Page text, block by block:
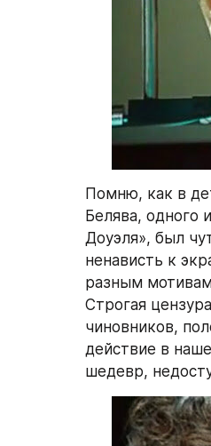
Помню, как в
Белява, одного
Доуэля», был
ненависть к
разным
Строгая
чиновников,
действие в
шедевр,